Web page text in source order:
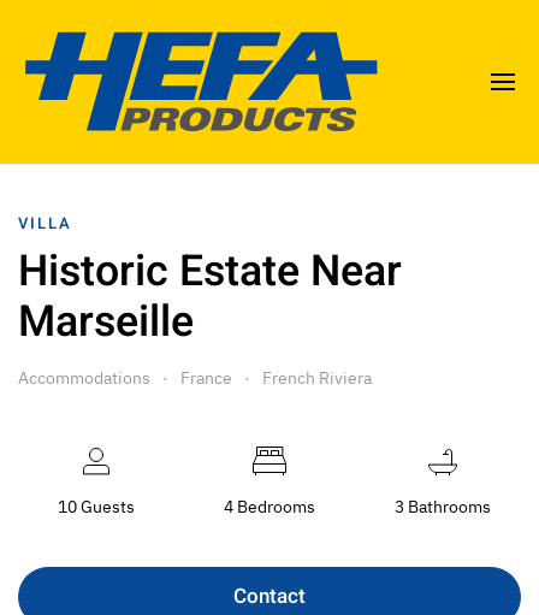
VILLA
Historic Estate Near
Marseille
Accommodations France French Riviera
10 Guests 4 Bedrooms 3 Bathrooms
Contact